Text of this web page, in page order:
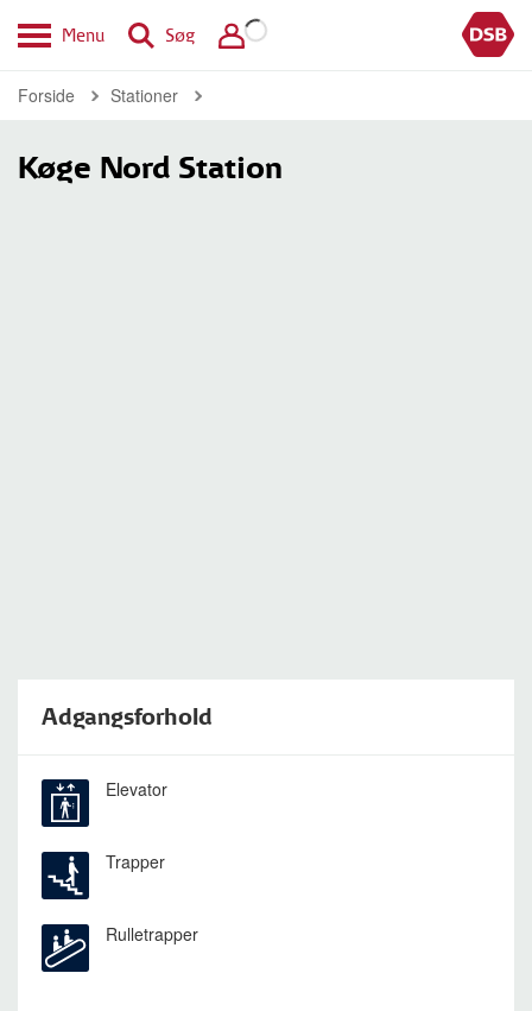
Menu Søg
Forside Stationer
Køge Nord Station
Adgangsforhold
Elevator
Trapper
Rulletrapper